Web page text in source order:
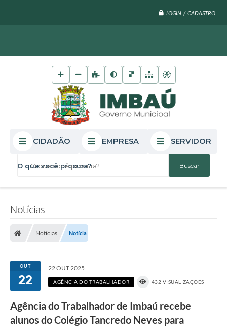
LOGIN / CADASTRO
O que você procura?
CIDADÃO EMPRESA SERVIDOR
Notícias
Notícias Notícia
OUT
22
22 OUT 2025
AGÊNCIA DO TRABALHADOR 432 VISUALIZAÇÕES
Agência do Trabalhador de Imbaú recebe
alunos do Colégio Tancredo Neves para